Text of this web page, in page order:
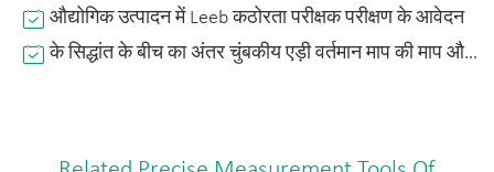
औद्योगिक उत्पादन में Leeb कठोरता परीक्षक परीक्षण के आवेदन
के सिद्धांत के बीच का अंतर चुंबकीय एड़ी वर्तमान माप की माप और सिद्धांत की कोटिंग मोटाई मीटर